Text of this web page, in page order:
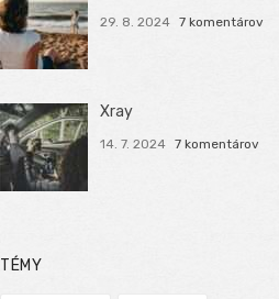
29. 8. 2024 7 komentárov
Xray
14. 7. 2024 7 komentárov
TÉMY